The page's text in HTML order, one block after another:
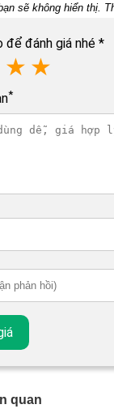
sẽ không hiển thị.
để đánh giá nhé *
★ ★
*
quan